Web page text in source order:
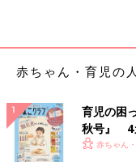
赤ちゃん・育児の
育児の困
秋号』 4
いっぱい
赤ちゃん